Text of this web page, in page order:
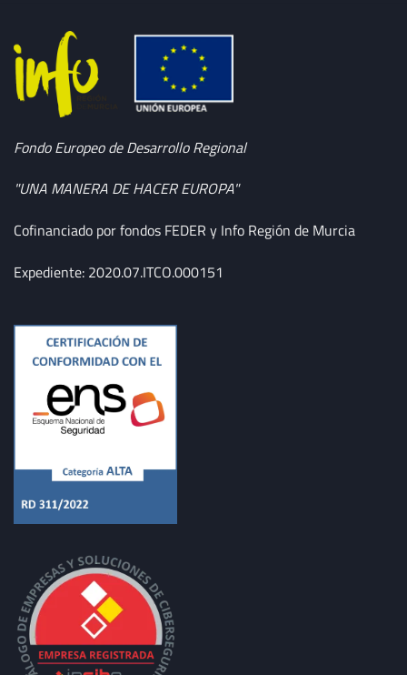
Fondo Europeo de Desarrollo Regional
"UNA MANERA DE HACER EUROPA"
Cofinanciado por fondos FEDER y Info Región de Murcia
Expediente: 2020.07.ITCO.000151